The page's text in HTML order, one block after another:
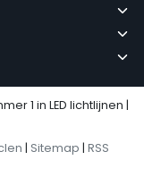
1 in LED lichtlijnen |
| Sitemap | RSS